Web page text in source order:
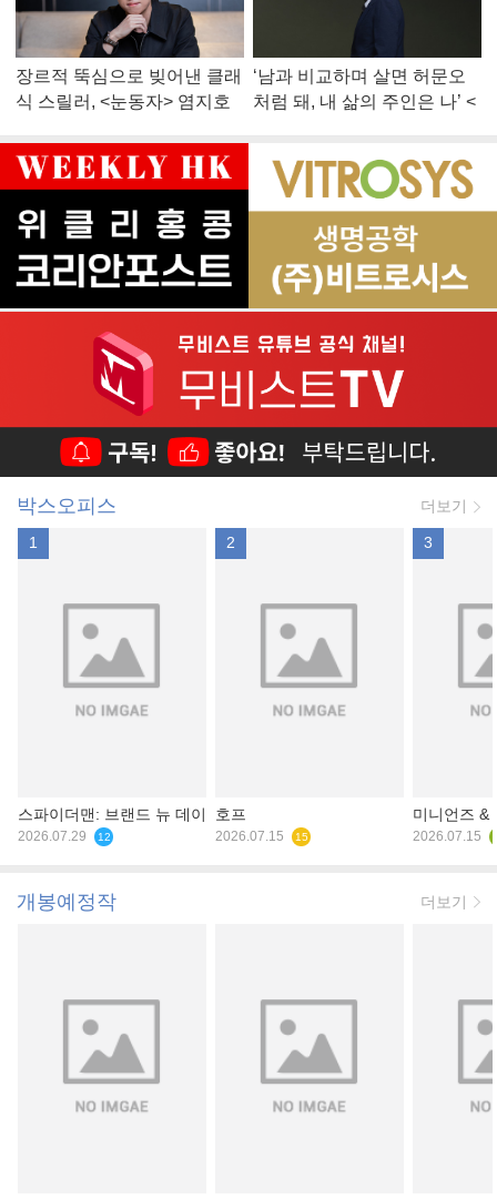
장르적 뚝심으로 빚어낸 클래
식 스릴러, <눈동자> 염지호
‘남과 비교하며 살면 허문오
처럼 돼, 내 삶의 주인은 나’ <
박스오피스 더보기
1
스파이더맨: 브랜드 뉴 데이
2026.07.29 12
2
호프
2026.07.15 15
3
미니언즈 &
2026.07.15
개봉예정작 더보기